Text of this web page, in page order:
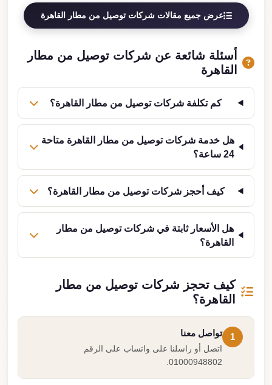
عرض جميع مقالات شركات توصيل من مطار القاهرة
أسئلة شائعة عن شركات توصيل من مطار
القاهرة
كم تكلفة شركات توصيل من مطار القاهرة؟
هل خدمة شركات توصيل من مطار القاهرة متاحة
24 ساعة؟
كيف أحجز شركات توصيل من مطار القاهرة؟
هل الأسعار ثابتة في شركات توصيل من مطار
القاهرة؟
كيف تحجز شركات توصيل من مطار
القاهرة؟
1
تواصل معنا
اتصل أو راسلنا على واتساب على الرقم
01000948802.